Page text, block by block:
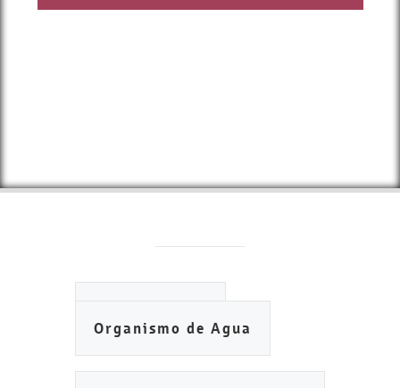
Organismo de Agua